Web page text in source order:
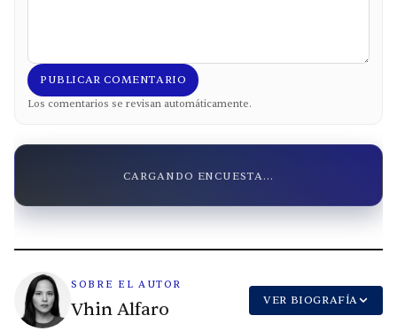
PUBLICAR COMENTARIO
Los comentarios se revisan automáticamente.
CARGANDO ENCUESTA...
SOBRE EL AUTOR
Vhin Alfaro VER BIOGRAFÍA